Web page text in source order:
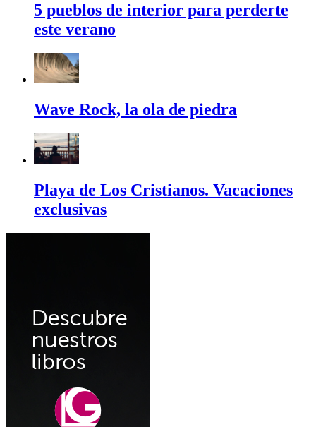
5 pueblos de interior para perderte
este verano
Wave Rock, la ola de piedra
Playa de Los Cristianos. Vacaciones
exclusivas